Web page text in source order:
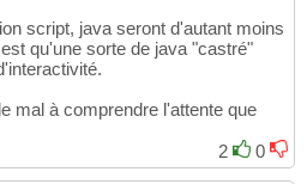
script, java seront d'autant moins
qu'une sorte de java "castré"
mal à comprendre l'attente que
2
0